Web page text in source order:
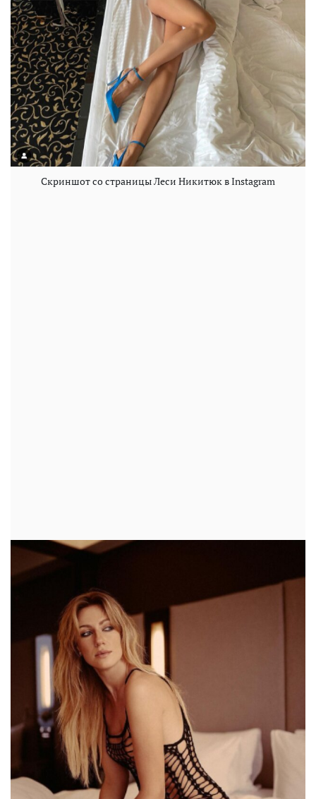
Скриншот со страницы Леси Никитюк в Instagram